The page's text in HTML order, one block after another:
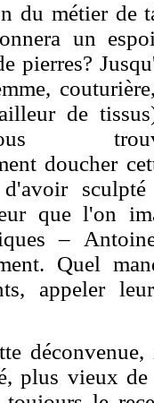
métier de
un
pierres?
de
doucher
sculpté
que l'on
–
Quel
appeler
déconvenue,
plus vieux